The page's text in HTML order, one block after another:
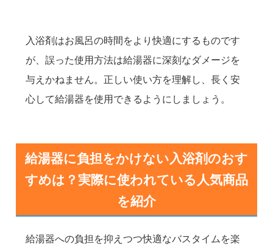
入浴剤はお風呂の時間をより快適にするものです
が、誤った使用方法は給湯器に深刻なダメージを
与えかねません。正しい使い方を理解し、長く安
心して給湯器を使用できるようにしましょう。
給湯器に負担をかけない入浴剤のおす
すめは？実際に使われている人気商品
を紹介
給湯器への負担を抑えつつ快適なバスタイムを楽